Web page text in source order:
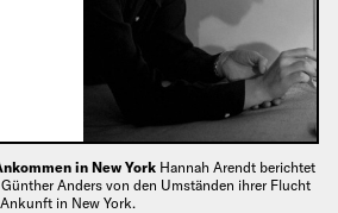
in New York Hannah Arendt berichtet
Anders von den Umständen ihrer Flucht
in New York.